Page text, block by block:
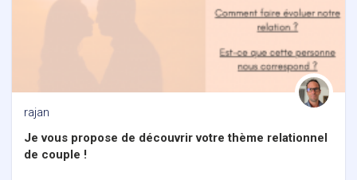
rajan
Je vous propose de découvrir votre thème relationnel
de couple !